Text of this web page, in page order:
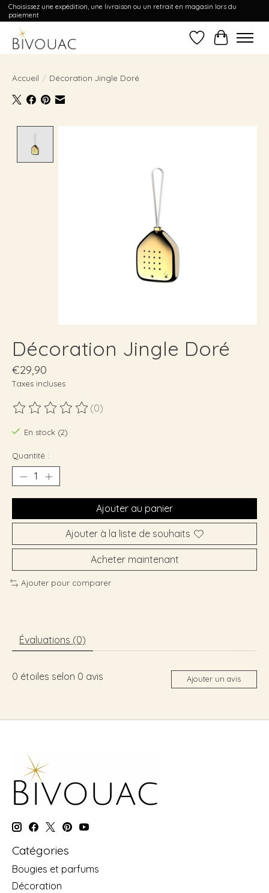
Choisissez une expédition, une livraison ou un retrait en magasin lors du
paiement
Liste dePanier
Accueil / Décoration Jingle Doré
Décoration Jingle Doré
€29,90
Taxes incluses
Ce produit est évalué à
(0)
En stock (2)
Quantité :
Ajouter au panier
Ajouter à la liste de souhaits
Acheter maintenant
Ajouter pour comparer
Évaluations (0)
0 étoiles selon 0 avis Ajouter un avis
Catégories
Bougies et parfums
Décoration